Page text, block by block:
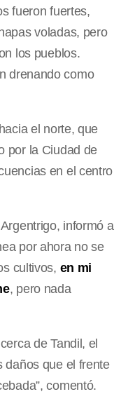
fueron fuertes,
voladas, pero
los pueblos.
drenando como
el norte, que
por la Ciudad de
en el centro
informó a
por ahora no se
cultivos, en mi
, pero nada
de Tandil, el
daños que el frente
comentó.